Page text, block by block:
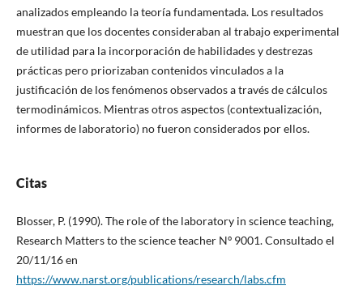
analizados empleando la teoría fundamentada. Los resultados
muestran que los docentes consideraban al trabajo experimental
de utilidad para la incorporación de habilidades y destrezas
prácticas pero priorizaban contenidos vinculados a la
justificación de los fenómenos observados a través de cálculos
termodinámicos. Mientras otros aspectos (contextualización,
informes de laboratorio) no fueron considerados por ellos.
Citas
Blosser, P. (1990). The role of the laboratory in science teaching,
Research Matters to the science teacher Nº 9001. Consultado el
20/11/16 en
https://www.narst.org/publications/research/labs.cfm